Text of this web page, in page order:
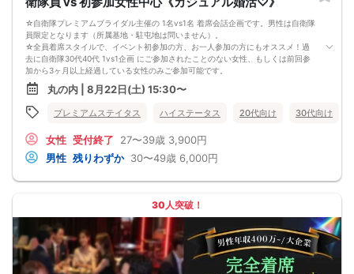
☆自衛隊プレミアムブライダル主催の 1名vs1名 着席会話企画です。男性は自衛隊
員限定となります（所属基地・駐屯地は問いません）。
☆全員着席スタイルで、イベント初参加の方、お一人参加の方にもオススメ！過
去に自衛隊30代40代 1vs1企画 にご参加されたことのない女性、もしくは前回参
加から3ヶ月以上経過している女性のみご参加可能です。
★当パーティーの5大特徴★
① 男性は自衛隊員限定♪
自衛隊プレミアムブライダル主催の 1名vs1名 着席会話企画です。男性は自衛隊員
限定となります（所属基地・駐屯地は問いません）。
男女比率が同数になるように人数調整させて頂いています。安心してご参加下さ
い。
③ アルコール付きフリードリンク
素敵な異性と乾杯しながらお話を楽しんでみてはいかがでしょうか？♪
④ 話のキッカケを♡自己紹介カード♪
『何を話したら良いか分からない..』
そんな不安もあると思います。
1vs1着席パーティーでは、自己紹介カードに趣味、休日の過ごし方など記載して
いますので、お話のキッカケにご利用下さい♡
⑤ ドレスコード指定でカップル率UP♪
丸の内 | 8月22日(土) 15:30〜
プレミアムステイタス ハイステータス 20代向け 30代向け
女性 受付終了 27〜39歳 3,900円
男性 残りわずか 30〜49歳 6,000円
30人突破！